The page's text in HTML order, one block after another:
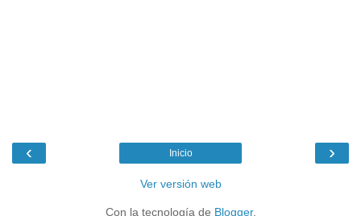
‹ ›
Inicio
Ver versión web
Con la tecnología de Blogger.